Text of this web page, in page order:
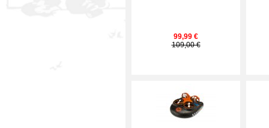
99,99 €
109,00 €